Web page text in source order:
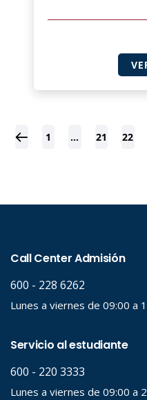
1 … 21 22